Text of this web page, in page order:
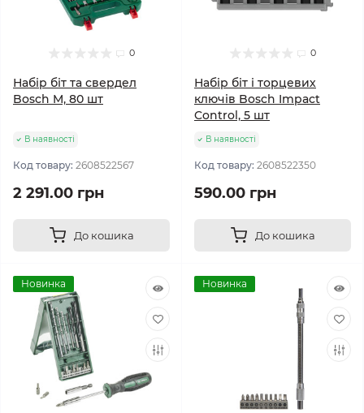
0
Набір біт та свердел
Bosch M, 80 шт
В наявності
Код товару: 2608522567
2 291.00 грн
До кошика
0
Набір біт і торцевих
ключів Bosch Impact
Control, 5 шт
В наявності
Код товару: 2608522350
590.00 грн
До кошика
Новинка Новинка